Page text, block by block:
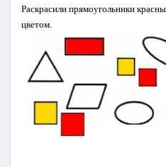
Раскрасили прямоугольники
цветом.